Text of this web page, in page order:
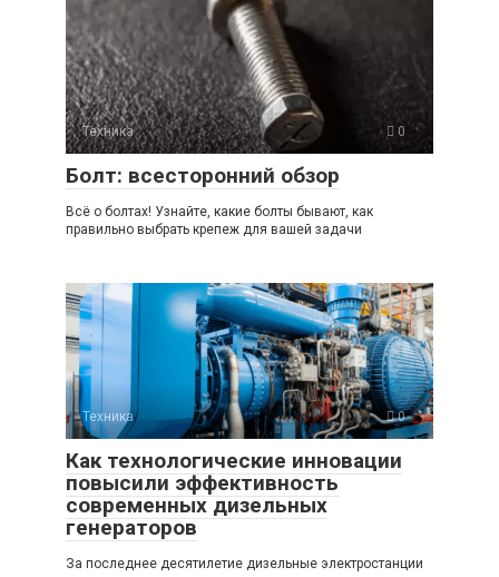
Техника 0
Болт: всесторонний обзор
Всё о болтах! Узнайте, какие болты бывают, как
правильно выбрать крепеж для вашей задачи
Техника 0
Как технологические инновации
повысили эффективность
современных дизельных
генераторов
За последнее десятилетие дизельные электростанции